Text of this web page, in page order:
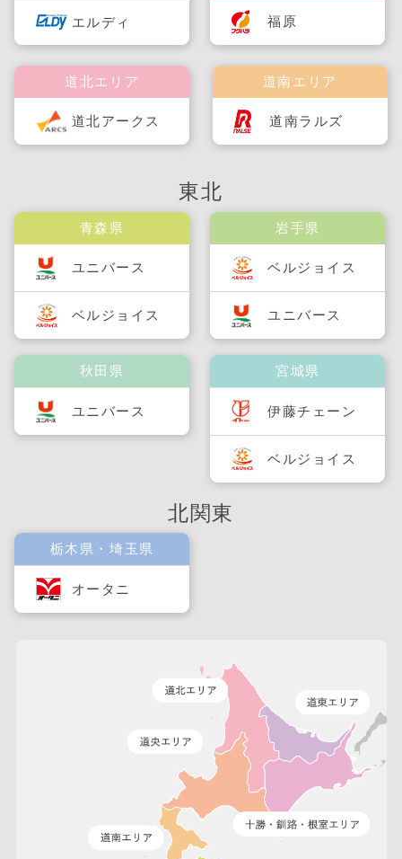
エルディ
道南エリア
道南ラルズ
道北エリア
道北アークス
福原
東北
青森県
ユニバース
ベルジョイス
秋田県
ユニバース
岩手県
ベルジョイス
ユニバース
宮城県
伊藤チェーン
ベルジョイス
北関東
栃木県・埼玉県
オータニ